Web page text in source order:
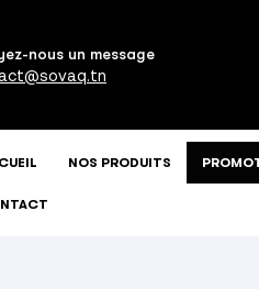
nous un message
NOS PRODUITS